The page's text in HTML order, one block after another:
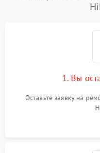
1. Вы
Оставьте заявку на